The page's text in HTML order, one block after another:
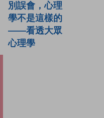
別誤會，心理
學不是這樣的
——看透大眾
心理學